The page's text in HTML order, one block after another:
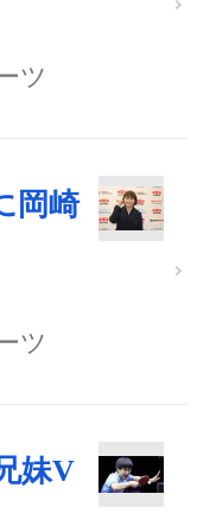
ツ
岡崎
ツ
妹V